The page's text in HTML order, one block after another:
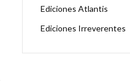
Ediciones Atlantis
Ediciones Irreverentes